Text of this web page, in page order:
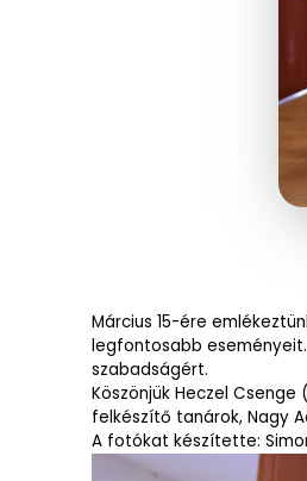
Március 15-ére
legfontosabb
szabadságért.
Köszönjük Heczel Csenge
felkészítő tanárok, Nagy
A fotókat készítette: